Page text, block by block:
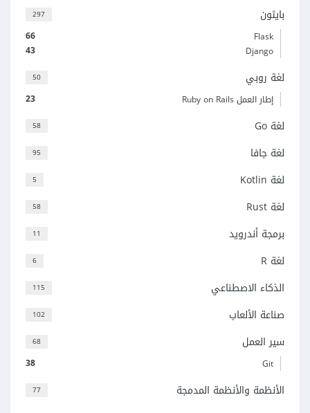
297 بايثون
66
Flask
43
Django
50 لغة روبي
23 إطار العمل Ruby on Rails
58 لغة Go
95 لغة جافا
5 لغة Kotlin
58 لغة Rust
11 برمجة أندرويد
6 لغة R
115 الذكاء الاصطناعي
102 صناعة الألعاب
68 سير العمل
38 Git
77
الأنظمة والأنظمة المدمجة